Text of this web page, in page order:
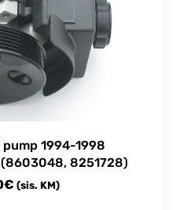
1994-1998
8251728)
€ (sis. KM)